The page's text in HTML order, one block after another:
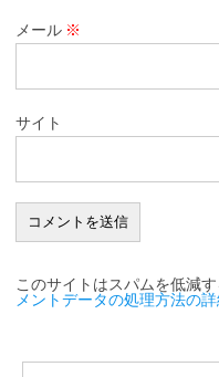
メール ※
サイト
このサイトはスパムを低減
メントデータの処理方法の